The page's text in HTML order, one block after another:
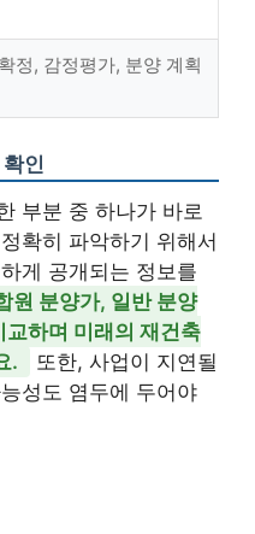
정, 감정평가, 분양 계획
인
부분 중 하나가 바로
확히 파악하기 위해서
게 공개되는 정보를
원 분양가, 일반 분양
교하며 미래의 재건축
.
또한, 사업이 지연될
성도 염두에 두어야